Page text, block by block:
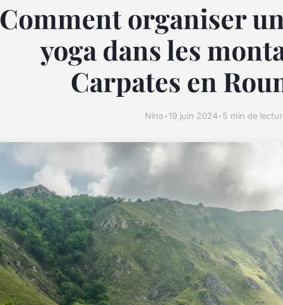
Comment organiser
yoga dans les
Carpates en
Nino•19 juin 2024•5 min de